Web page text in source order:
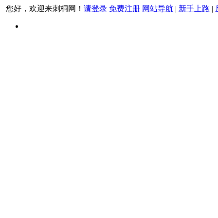
您好，欢迎来刺桐网！ 请登录 免费注册 网站导航 | 新手上路 |